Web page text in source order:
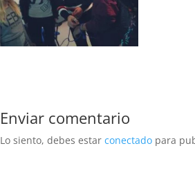
Enviar comentario
Lo siento, debes estarconectado para